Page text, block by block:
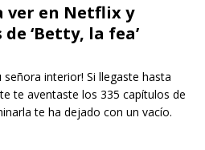
ver en Netflix y
‘Betty, la fea’
interior! Si llegaste hasta
te aventaste los 335 capítulos de
te ha dejado con un vacío.